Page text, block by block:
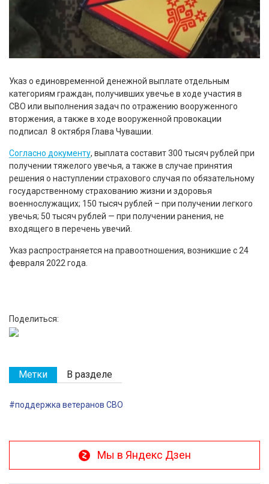
Указ о единовременной денежной выплате отдельным
категориям граждан, получивших увечье в ходе участия в
СВО или выполнения задач по отражению вооруженного
вторжения, а также в ходе вооруженной провокации
подписал 8 октября Глава Чувашии.
Согласно документу, выплата составит 300 тысяч рублей при
получении тяжелого увечья, а также в случае принятия
решения о наступлении страхового случая по обязательному
государственному страхованию жизни и здоровья
военнослужащих; 150 тысяч рублей – при получении легкого
увечья; 50 тысяч рублей — при получении ранения, не
входящего в перечень увечий.
Указ распространяется на правоотношения, возникшие с 24
февраля 2022 года.
Поделиться:
Метки В разделе
#поддержка ветеранов СВО
Мы в Яндекс Дзен